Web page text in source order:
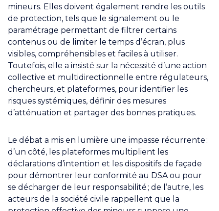
mineurs. Elles doivent également rendre les outils
de protection, tels que le signalement ou le
paramétrage permettant de filtrer certains
contenus ou de limiter le temps d’écran, plus
visibles, compréhensibles et faciles à utiliser.
Toutefois, elle a insisté sur la nécessité d’une action
collective et multidirectionnelle entre régulateurs,
chercheurs, et plateformes, pour identifier les
risques systémiques, définir des mesures
d’atténuation et partager des bonnes pratiques.
Le débat a mis en lumière une impasse récurrente :
d’un côté, les plateformes multiplient les
déclarations d’intention et les dispositifs de façade
pour démontrer leur conformité au DSA ou pour
se décharger de leur responsabilité ; de l’autre, les
acteurs de la société civile rappellent que la